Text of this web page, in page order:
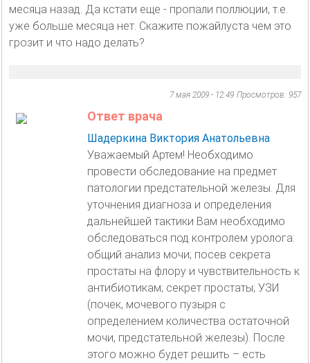
месяца назад. Да кстати еще - пропали поллюции, т.е.
уже больше месяца нет. Скажите пожайлуста чем это
грозит и что надо делать?
7 мая 2009 - 12:49 Просмотров: 957
Ответ врача
Шадеркина Виктория Анатольевна
Уважаемый Артем! Необходимо
провести обследование на предмет
патологии предстательной железы. Для
уточнения диагноза и определения
дальнейшей тактики Вам необходимо
обследоваться под контролем уролога:
общий анализ мочи; посев секрета
простаты на флору и чувствительность к
антибиотикам; секрет простаты; УЗИ
(почек, мочевого пузыря с
определением количества остаточной
мочи, предстательной железы). После
этого можно будет решить – есть